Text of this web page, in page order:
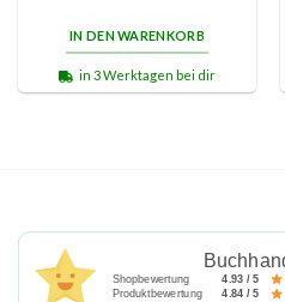
IN DEN WARENKORB
in 3 Werktagen bei dir
Shopbewertung
4.93 / 5
Produktbewertung
4.84 / 5